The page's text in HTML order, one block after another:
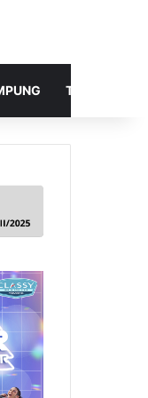
TELUSUR